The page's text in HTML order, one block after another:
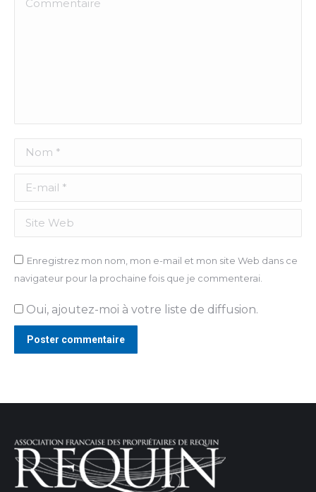
Nom *
E-mail *
Site Web
Enregistrez mon nom, mon e-mail et mon site Web dans ce
navigateur pour la prochaine fois que je commenterai.
Oui, ajoutez-moi à votre liste de diffusion.
Poster commentaire